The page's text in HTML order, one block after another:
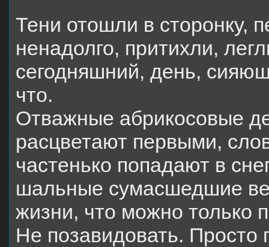
Тени отошли в сторонку,
ненадолго, притихли,
сегодняшний, день,
что.
Отважные абрикосовые
расцветают первыми,
частенько попадают в
шальные сумасшедшие
жизни, что можно только
Не позавидовать. Просто